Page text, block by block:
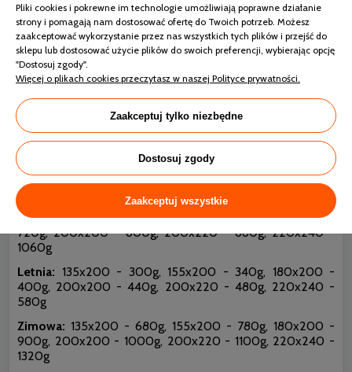
AMZ ORGANIC COTTON kołdra - właściwości
Tkanina pokryciowa:delikatny, szlachetny batyst - 100%
bawełna o gramaturze 90g/m2.
poddane procesowi EEC, który zapewnia lepsze
właściwości puchowi oraz wyjątkową czystość i brak
zapachu. Puch przygotowany zgodnie z normą: PN-EN
12934 zawierającą informacje o jakości puchu. Oraz
normą: PN-EN 12935 tyczącą się czystości wypełnienia.
Ilość wypełnienia:
Całoroczna:135x200 - 540g, 155x200 - 620g, 180x200 -
720g, 200x200 - 800g, 200x220 - 880g, 220x240 -
1060g
Letnia: 135x200 - 300g, 155x200 - 340g, 180x200 -
400g, 200x200 - 440g, 200x220 - 480g, 220x240 -
580g
Zimowa: 135x200 - 680g, 155x200 - 780g, 180x200 -
900g, 200x200 - 1000g, 200x220 - 1100g, 220x240 -
1320g
Pliki cookies i pokrewne im technologie umożliwiają poprawne działanie
strony i pomagają nam dostosować ofertę do Twoich potrzeb. Możesz
zaakceptować wykorzystanie przez nas wszystkich tych plików i przejść do
sklepu lub dostosować użycie plików do swoich preferencji, wybierając opcję
"Dostosuj zgody".
Więcej o plikach cookies przeczytasz w naszej Polityce prywatności.
Zaakceptuj tylko niezbędne
Dostosuj zgody
Zaakceptuj wszystkie